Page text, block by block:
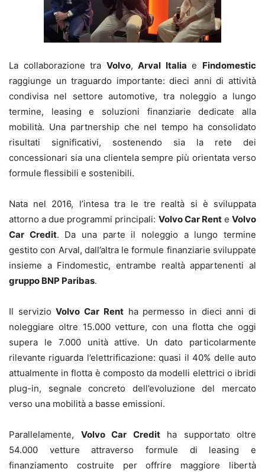
La collaborazione tra Volvo,Arval Italia e Findomestic
raggiunge un traguardo importante: dieci anni di attività
condivisa nel settore automotive, tra noleggio a lungo
termine, leasing e soluzioni finanziarie dedicate alla
mobilità. Una partnership che nel tempo ha consolidato
risultati significativi, sostenendo sia la rete dei
concessionari sia una clientela sempre più orientata verso
formule flessibili e sostenibili.
Nata nel 2016, l’intesa tra le tre realtà si è sviluppata
attorno a due programmi principali: Volvo Car RenteVolvo
Car Credit. Da una parte il noleggio a lungo termine
gestito con Arval, dall’altra le formule finanziarie sviluppate
insieme a Findomestic, entrambe realtà appartenenti al
gruppo BNP Paribas.
Il servizioVolvo Car Rentha permesso in dieci anni di
noleggiare oltre 15.000 vetture, con una flotta che oggi
supera le 7.000 unità attive. Un dato particolarmente
rilevante riguarda l’elettrificazione: quasi il 40% delle auto
attualmente in flotta è composto da modelli elettrici o ibridi
plug-in, segnale concreto dell’evoluzione del mercato
verso una mobilità a basse emissioni.
Parallelamente, Volvo Car Creditha supportato oltre
54.000 vetture attraverso formule di leasing e
finanziamento costruite per offrire maggiore libertà